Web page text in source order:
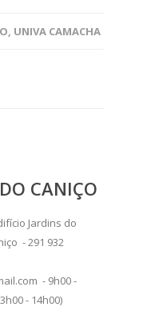
, UNIVA CAMACHA
CANIÇO
Jardins do
- 291 932
- 9h00 -
- 14h00)